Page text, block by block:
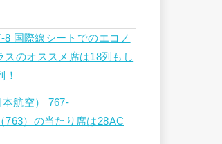
8 国際線シートでのエコノ
スのオススメ席は18列もし
！
航空） 767-
763）の当たり席は28AC